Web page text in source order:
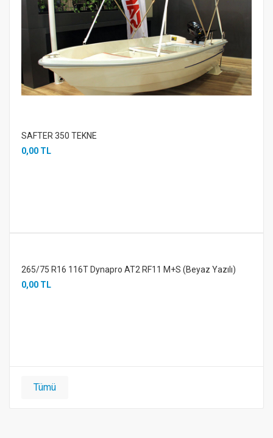
SAFTER 350 TEKNE
0,00 TL
265/75 R16 116T Dynapro AT2 RF11 M+S (Beyaz Yazılı)
0,00 TL
Tümü